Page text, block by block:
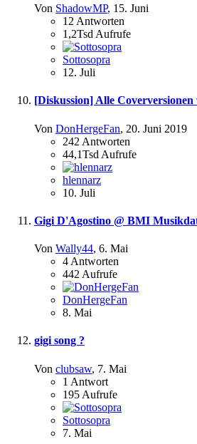
Von ShadowMP, 15. Juni
12 Antworten
1,2Tsd Aufrufe
Sottosopra
12. Juli
[Diskussion] Alle
Von DonHergeFan, 20. Juni 2019
242 Antworten
44,1Tsd Aufrufe
hlennarz
10. Juli
Gigi D'Agostino @ BMI
Von Wally44, 6. Mai
4 Antworten
442 Aufrufe
DonHergeFan
8. Mai
gigi song ?
Von clubsaw, 7. Mai
1 Antwort
195 Aufrufe
Sottosopra
7. Mai